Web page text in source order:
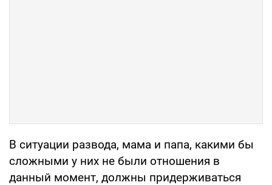
В ситуации развода, мама и папа, какими бы
сложными у них не были отношения в
данный момент, должны придерживаться